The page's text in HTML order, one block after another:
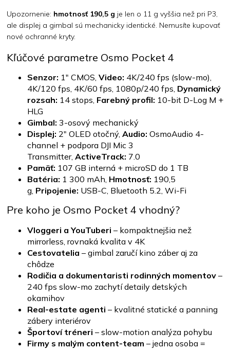
Upozornenie: hmotnosť 190,5 g je len o 11 g vyššia než pri P3,
ale displej a gimbal sú mechanicky identické. Nemusíte kupovať
nové ochranné kryty.
Kľúčové parametre Osmo Pocket 4
Senzor: 1" CMOS, Video: 4K/240 fps (slow-mo),
4K/120 fps, 4K/60 fps, 1080p/240 fps, Dynamický
rozsah: 14 stops, Farebný profil: 10-bit D-Log M +
HLG
Gimbal: 3-osový mechanický
Displej: 2" OLED otočný, Audio: OsmoAudio 4-
channel + podpora DJI Mic 3
Transmitter, ActiveTrack: 7.0
Pamäť: 107 GB interná + microSD do 1 TB
Batéria: 1 300 mAh, Hmotnosť: 190,5
g, Pripojenie: USB-C, Bluetooth 5.2, Wi-Fi
Pre koho je Osmo Pocket 4 vhodný?
Vloggeri a YouTuberi – kompaktnejšia než
mirrorless, rovnaká kvalita v 4K
Cestovatelia – gimbal zaručí kino záber aj za
chôdze
Rodičia a dokumentaristi rodinných momentov –
240 fps slow-mo zachytí detaily detských
okamihov
Real-estate agenti – kvalitné statické a panning
zábery interiérov
Športoví tréneri – slow-motion analýza pohybu
Firmy s malým content-team – jedna osoba =